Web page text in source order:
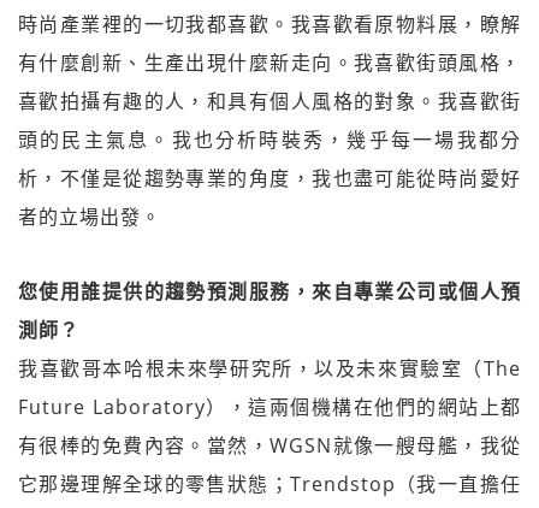
時尚產業裡的一切我都喜歡。我喜歡看原物料展，瞭解
有什麼創新、生產出現什麼新走向。我喜歡街頭風格，
喜歡拍攝有趣的人，和具有個人風格的對象。我喜歡街
頭的民主氣息。我也分析時裝秀，幾乎每一場我都分
析，不僅是從趨勢專業的角度，我也盡可能從時尚愛好
者的立場出發。
您使用誰提供的趨勢預測服務，來自專業公司或個人預
測師？
我喜歡哥本哈根未來學研究所，以及未來實驗室（The
Future Laboratory），這兩個機構在他們的網站上都
有很棒的免費內容。當然，WGSN就像一艘母艦，我從
它那邊理解全球的零售狀態；Trendstop（我一直擔任